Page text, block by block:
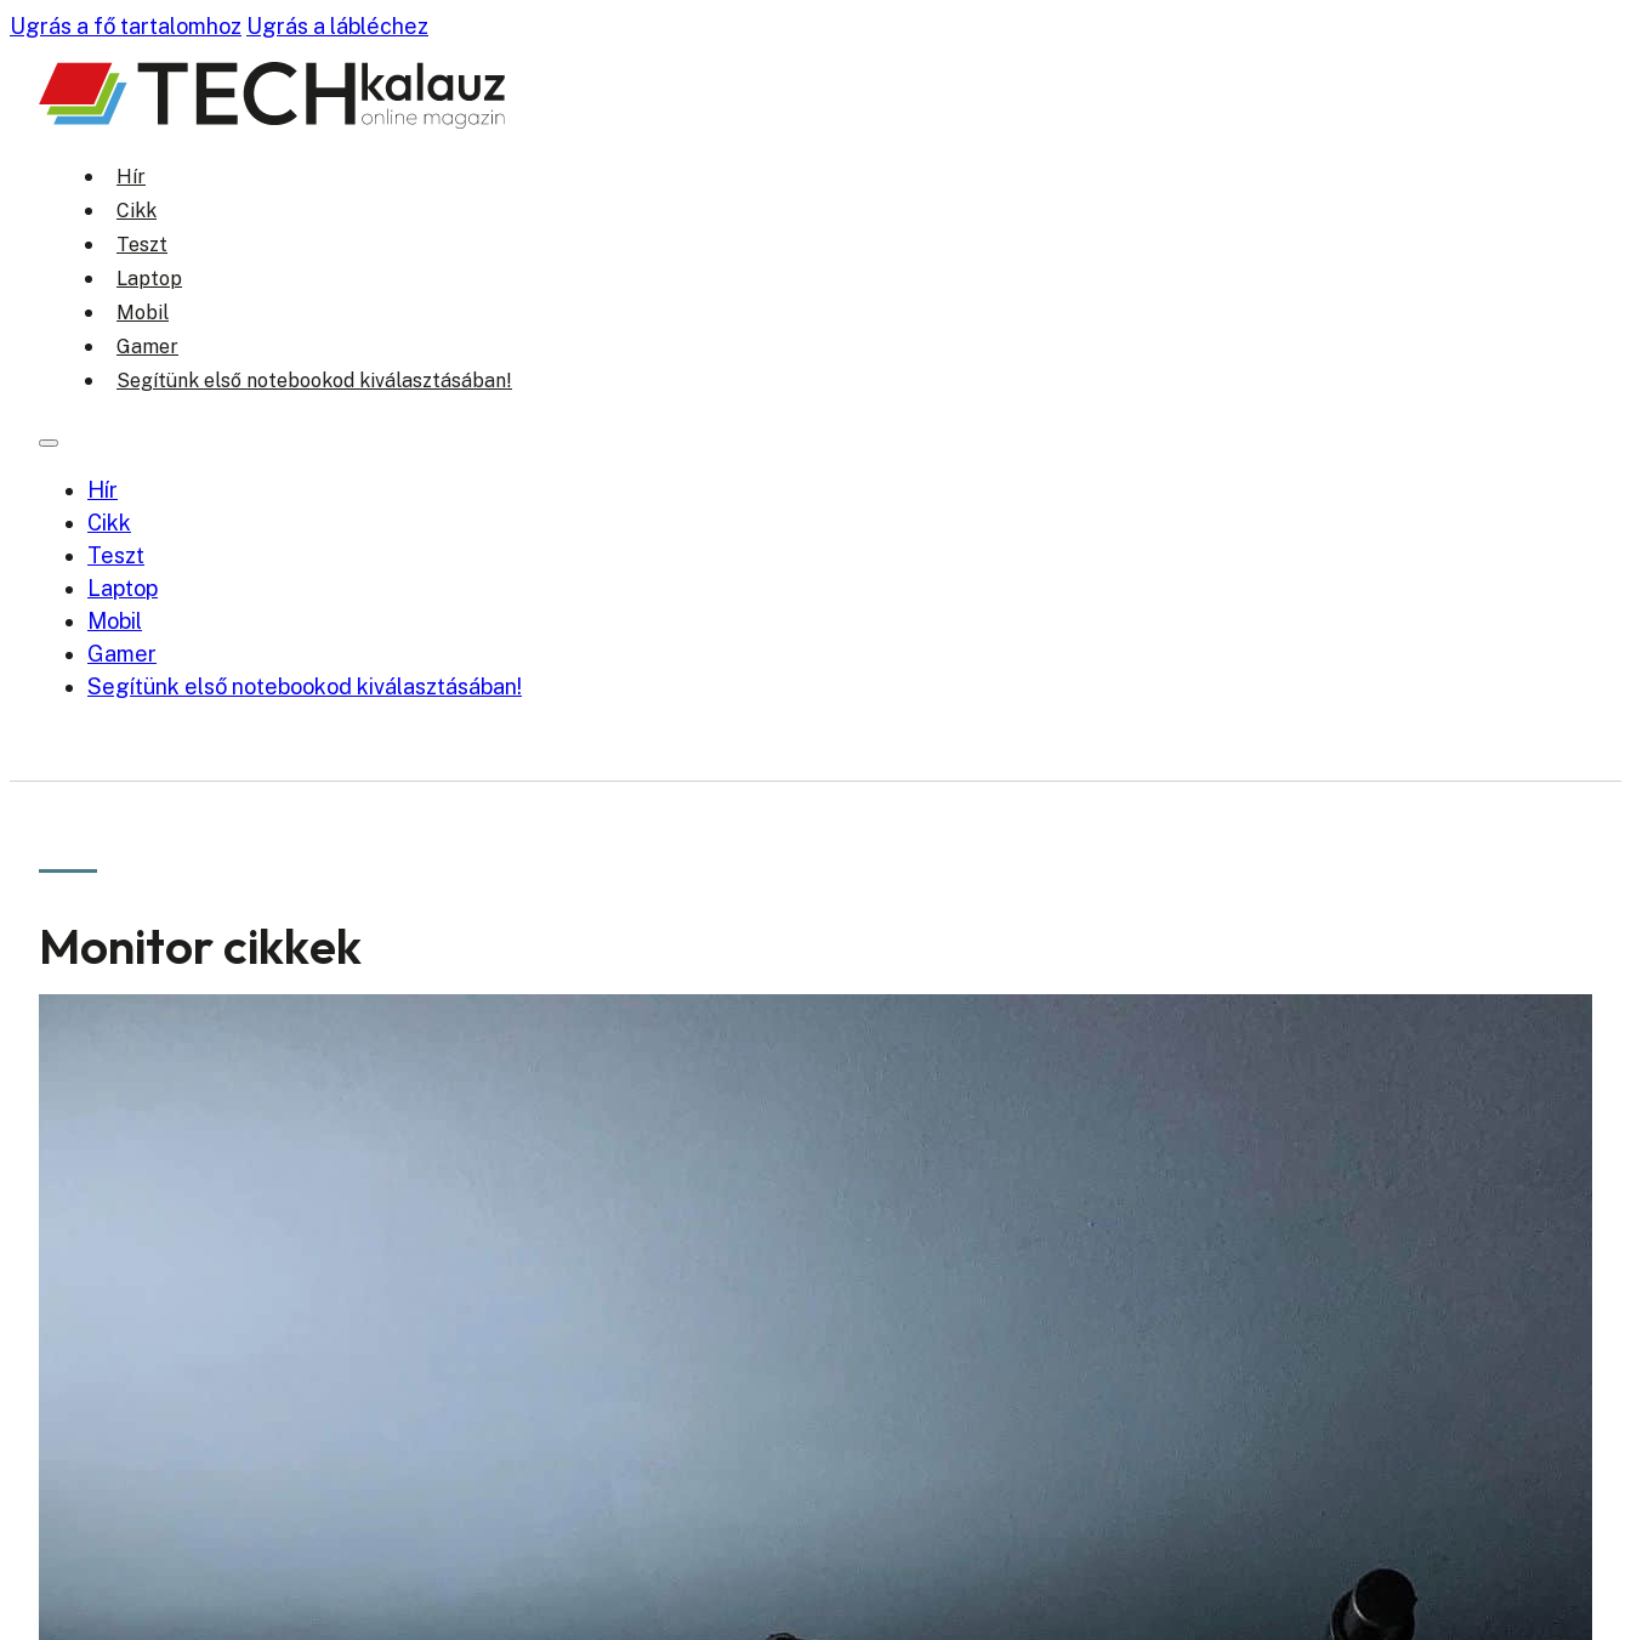
Ugrás a fő tartalomhoz Ugrás a lábléchez
Hír
Cikk
Teszt
Laptop
Mobil
Gamer
Segítünk első notebookod kiválasztásában!
Hír
Cikk
Teszt
Laptop
Mobil
Gamer
Segítünk első notebookod kiválasztásában!
Monitor cikkek